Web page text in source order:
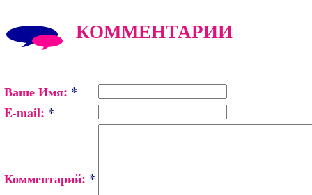
КОММЕНТАРИИ
Ваше Имя: *
E-mail: *
Комментарий: *